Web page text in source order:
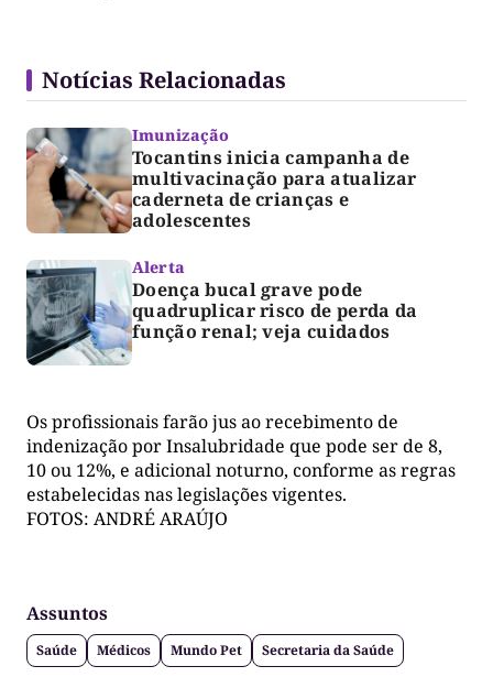
Notícias Relacionadas
Imunização
Tocantins inicia campanha de
multivacinação para atualizar
caderneta de crianças e
adolescentes
Alerta
Doença bucal grave pode
quadruplicar risco de perda da
função renal; veja cuidados
Os profissionais farão jus ao recebimento de
indenização por Insalubridade que pode ser de 8,
10 ou 12%, e adicional noturno, conforme as regras
estabelecidas nas legislações vigentes.
FOTOS: ANDRÉ ARAÚJO
Assuntos
Saúde Médicos Mundo Pet Secretaria da Saúde